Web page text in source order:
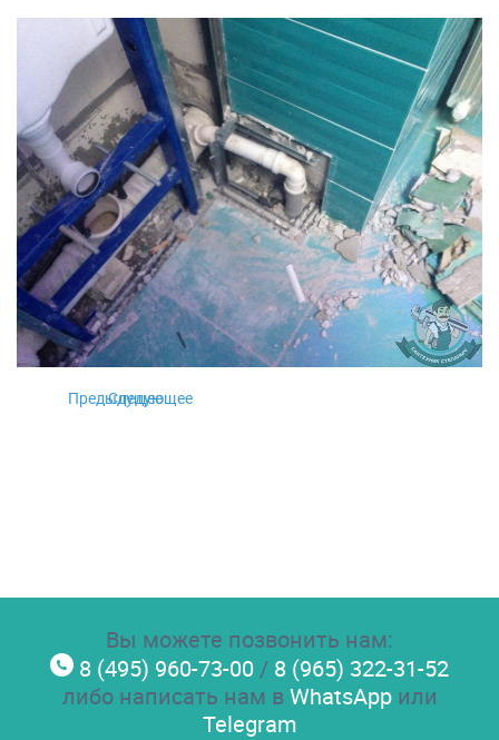
Предыдущее
Следующее
Вы можете позвонить нам:
8 (495) 960-73-00 / 8 (965) 322-31-52
либо написать нам вWhatsAppили
Telegram